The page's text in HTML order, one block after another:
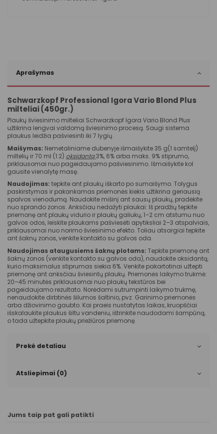
Aprašymas
Schwarzkopf Professional Igora Vario Blond Plus
milteliai (450gr.)
Plaukų šviesinimo milteliai Schwarzkopf Igora Vario Blond Plus
užtikrina lengvai valdomą šviesinimo procesą. Saugi sistema
plaukus leidžia pašviesinti iki 7 lygių.
Maišymas: Nemetaliniame dubenyje išmaišykite 35 g(1 samtelį)
miltelių ir 70 ml (1:2) oksidantą3%, 6% arba maks. 9% stiprumo,
priklausomai nuo pageidaujamo pašviesinimo. Išmaišykite kol
gausite vienalytę masę.
Naudojimas: tepkite ant plaukų iškarto po sumaišymo. Tolygus
paskirstymas ir pakankamas priemonės kiekis užtikrina geriausią
spalvos vienodumą. Naudokite mišinį ant sausų plaukų, pradėkite
nuo sprando zonos. Anksčiau nedažyti plaukai: Iš pradžių tepkite
priemonę ant plaukų vidurio ir plaukų galiukų, 1–2 cm atstumu nuo
galvos odos, leiskite plaukams pašviesėti apytiksliai 2–3 atspalviais,
priklausomai nuo norimo šviesinimo efekto. Toliau atsargiai tepkite
ant šaknų zonos, venkite kontakto su galvos oda.
Naudojimas ataugusiems šaknų plotams: Tepkite priemonę ant
šaknų zonos (venkite kontakto su galvos oda), naudokite oksidantą,
kurio maksimalus stiprumas siekia 6%. Venkite pakartotinai užtepti
priemonę ant anksčiau šviesintų plaukų. Priemonės laikymo trukmė:
20–45 minutės priklausomai nuo plaukų tekstūros bei
pageidaujamo rezultato. Norėdami sutrumpinti laikymo trukmę,
nenaudokite dirbtinės šilumos šaltinio, pvz. Garinimo priemonės
arba džiovinimo gaubto. Kai praeis nustatytas laikas, kruopščiai
išskalaukite plaukus šiltu vandeniu, ištrinkite naudodami šampūną,
o tada užtepkite plaukų priežiūros priemonę.
Prekė detaliau
Atsliepimai (0)
Jums taip pat gali patikti